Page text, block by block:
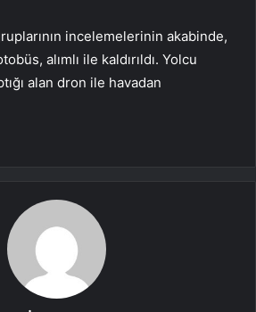
incelemelerinin akabinde,
alımlı ile kaldırıldı. Yolcu
alan dron ile havadan